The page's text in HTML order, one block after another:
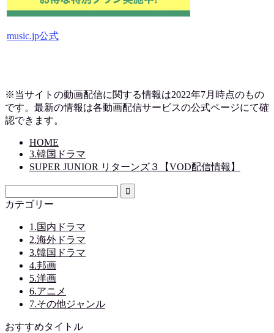
music.jp公式
※当サイトの動画配信に関する情報は2022年7月時点のもの
です。最新の情報は各動画配信サービスの公式ページにて確
認できます。
HOME
3.韓国ドラマ
SUPER JUNIOR リターンズ３【VOD配信情報】
カテゴリー
1.国内ドラマ
2.海外ドラマ
3.韓国ドラマ
4.邦画
5.洋画
6.アニメ
7.その他ジャンル
おすすめタイトル